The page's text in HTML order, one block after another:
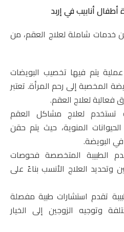
أنابيب في إربد
خدمات شاملة لعلاج العقم، من
عملية يتم فيها تخصيب البويضات
المخصبة إلى رحم المرأة. تعتبر
فعالية لعلاج العقم.
تستخدم لعلاج مشاكل العقم
المنوية، حيث يتم حقن
البويضة.
الطبيبة المتخصصة فحوصات
وتحديد العلاج الأنسب بناءً على
تقدم استشارات طبية مفصلة
وتوجيه الزوجين إلى الخيار